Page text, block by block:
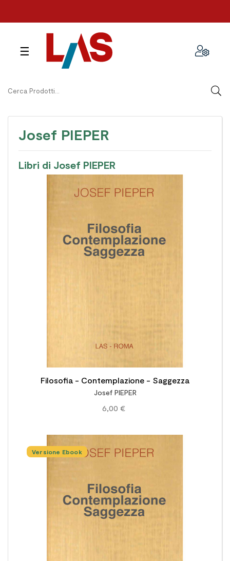
navigazione
☰
Josef PIEPER
Libri di Josef PIEPER
Filosofia - Contemplazione - Saggezza
Josef PIEPER
6,00 €
Versione Ebook